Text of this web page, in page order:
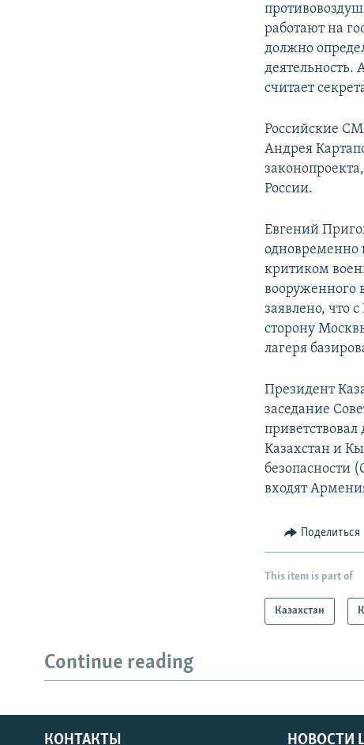
работают на
должно
считает
Российские
Андрея
России.
Евгений
одновременно
критиком
вооруженного
заявлено, что
сторону
лагеря
Президент
заседание
Казахстан и
безопасности
входят
Поделиться
This item is part of
Казахстан
Continue reading
КОНТАКТЫ НОВОСТИ